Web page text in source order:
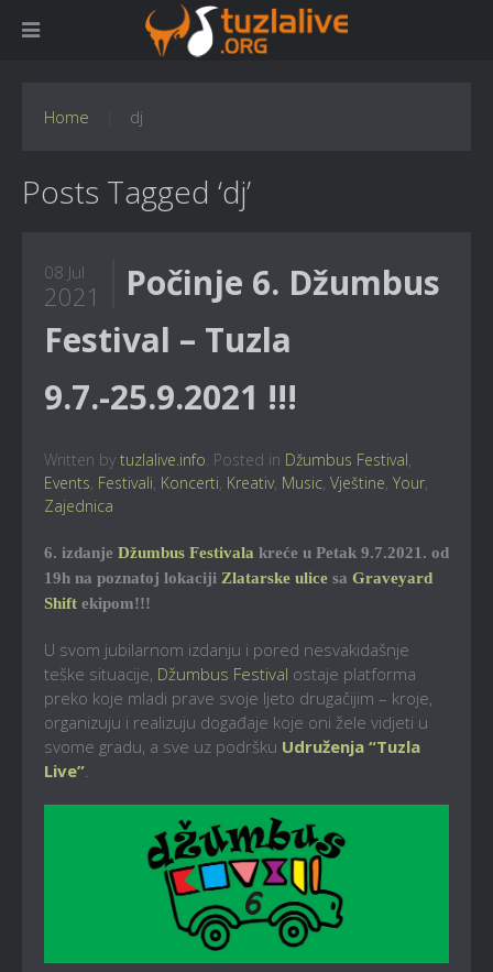
Home dj
Posts Tagged ‘dj’
08 Jul
2021
Počinje 6. Džumbus
Festival – Tuzla
9.7.-25.9.2021 !!!
Written by tuzlalive.info. Posted in Džumbus Festival,
Events, Festivali, Koncerti, Kreativ, Music, Vještine, Your,
Zajednica
6. izdanje Džumbus Festivala kreće u Petak 9.7.2021. od
19h na poznatoj lokaciji Zlatarske ulice sa Graveyard
Shift ekipom!!!
U svom jubilarnom izdanju i pored nesvakidašnje
teške situacije, Džumbus Festival ostaje platforma
preko koje mladi prave svoje ljeto drugačijim – kroje,
organizuju i realizuju događaje koje oni žele vidjeti u
svome gradu, a sve uz podršku Udruženja “Tuzla
Live”.